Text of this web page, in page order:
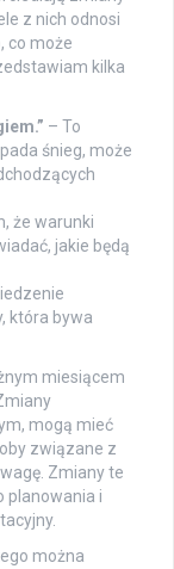
z nich odnosi
co może
kilka
– To
śnieg, może
że warunki
jakie będą
która bywa
miesiącem
mogą mieć
związane z
Zmiany te
planowania i
można